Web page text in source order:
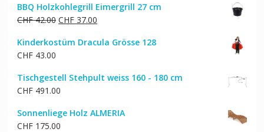
war:
CHF 344.00
ist:
BBQ Holzkohlegrill Eimergrill 27 cm
CHF42.00 Ursprünglicher
war:
CHF37.00Aktueller
ist:
Kinderkostüm Dracula Grösse 128
CHF43.00
Tischgestell Stehpult weiss 160 - 180 cm
CHF491.00
Sonnenliege Holz ALMERIA
CHF175.00